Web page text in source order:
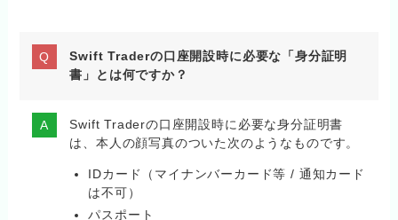
Swift Traderの口座開設時に必要な「身分証明
書」とは何ですか？
Swift Traderの口座開設時に必要な身分証明書
は、本人の顔写真のついた次のようなものです。
IDカード（マイナンバーカード等 / 通知カード
は不可）
パスポート